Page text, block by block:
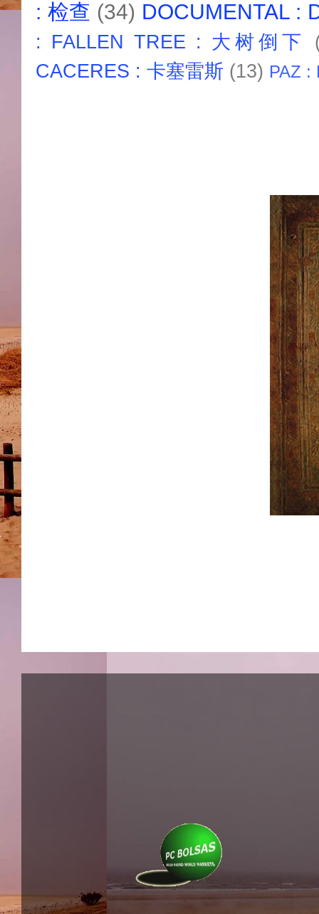
: 检查 (34) DOCUMENTAL :
: FALLEN TREE : 大树倒下
CACERES : 卡塞雷斯 (13) PAZ :